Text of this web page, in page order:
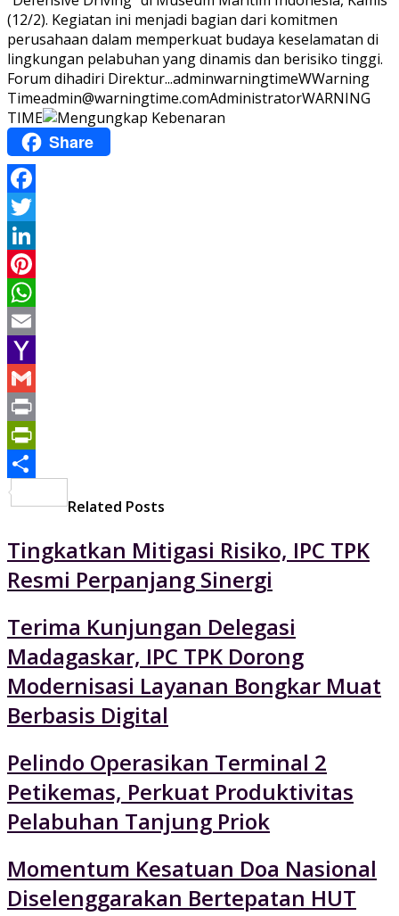
(12/2). Kegiatan ini menjadi bagian dari komitmen
perusahaan dalam memperkuat budaya keselamatan di
lingkungan pelabuhan yang dinamis dan berisiko tinggi.
Forum dihadiri Direktur...adminwarningtimeWWarning
Timeadmin@warningtime.comAdministratorWARNING
TIME
Share
Facebook
Twitter
LinkedIn
Pinterest
WhatsApp
Email
Yahoo
Mail
Gmail
Print
PrintFriendly
Related Posts
Tingkatkan Mitigasi Risiko, IPC TPK
Resmi Perpanjang Sinergi
Terima Kunjungan Delegasi
Madagaskar, IPC TPK Dorong
Modernisasi Layanan Bongkar Muat
Berbasis Digital
Pelindo Operasikan Terminal 2
Petikemas, Perkuat Produktivitas
Pelabuhan Tanjung Priok
Momentum Kesatuan Doa Nasional
Diselenggarakan Bertepatan HUT